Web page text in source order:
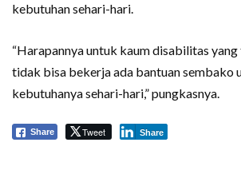
kebutuhan sehari-hari.
“Harapannya untuk kaum disabilitas
tidak bisa bekerja ada bantuan sembako
kebutuhanya sehari-hari,” pungkasnya.
Share Tweet Share